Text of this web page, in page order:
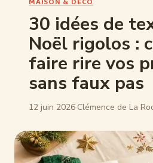
Bricolage
Jardinage
Maison & Déco
30 idées de
Noël rigolos :
faire rire vos
sans faux pas
12 juin 2026·Clémence de La